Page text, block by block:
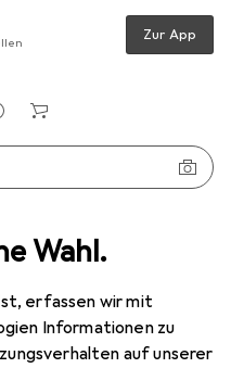
Wahl.
erfassen wir mit
Informationen zu
auf unserer
Zur App
Laufeinlagen 3Feet Trail Mid